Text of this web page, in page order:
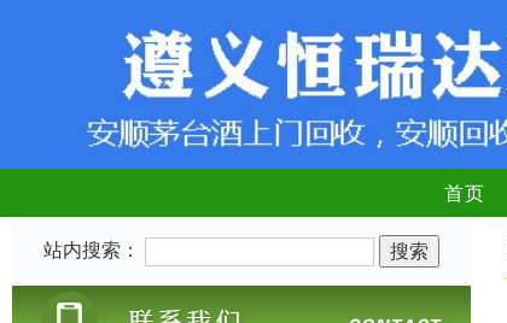
首页
站内搜索：